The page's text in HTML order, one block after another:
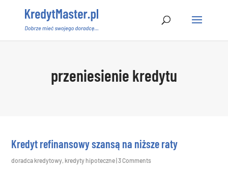
przeniesienie kredytu
Kredyt refinansowy szansą na niższe raty
doradca kredytowy, kredyty hipoteczne | 3 Comments